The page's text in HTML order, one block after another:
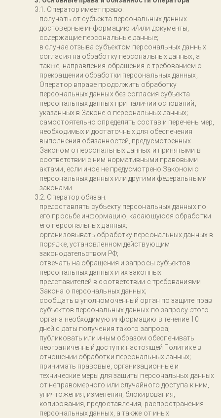
Оператор имеет право:
получать от субъекта персональных данных
достоверные информацию и/или документы,
содержащие персональные данные;
в случае отзыва субъектом персональных данных
согласия на обработку персональных данных, а
также, направления обращения с требованием о
прекращении обработки персональных данных,
Оператор вправе продолжить обработку
персональных данных без согласия субъекта
персональных данных при наличии оснований,
указанных в Законе о персональных данных;
самостоятельно определять состав и перечень мер,
необходимых и достаточных для обеспечения
выполнения обязанностей, предусмотренных
Законом о персональных данных и принятыми в
соответствии с ним нормативными правовыми
актами, если иное не предусмотрено Законом о
персональных данных или другими федеральными
законами.
Оператор обязан:
предоставлять субъекту персональных данных по
его просьбе информацию, касающуюся обработки
его персональных данных;
организовывать обработку персональных данных в
порядке, установленном действующим
законодательством РФ;
отвечать на обращения и запросы субъектов
персональных данных и их законных
представителей в соответствии с требованиями
Закона о персональных данных;
сообщать в уполномоченный орган по защите прав
субъектов персональных данных по запросу этого
органа необходимую информацию в течение 10
дней с даты получения такого запроса;
публиковать или иным образом обеспечивать
неограниченный доступ к настоящей Политике в
отношении обработки персональных данных;
принимать правовые, организационные и
технические меры для защиты персональных данных
от неправомерного или случайного доступа к ним,
уничтожения, изменения, блокирования,
копирования, предоставления, распространения
персональных данных, а также от иных